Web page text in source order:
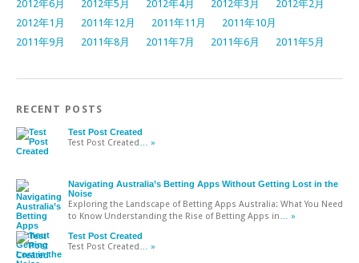
2012年6月
2012年5月 2012年4月 2012年3月
2012年2月
2012年1月
2011年12月 2011年11月
2011年10月
2011年9月
2011年8月 2011年7月 2011年6月 2011年5月
RECENT POSTS
Test Post Created
Test Post Created … »
Navigating Australia’s Betting Apps Without Getting Lost in the
Noise
Exploring the Landscape of Betting Apps Australia: What You Need
to Know Understanding the Rise of Betting Apps in … »
Test Post Created
Test Post Created … »